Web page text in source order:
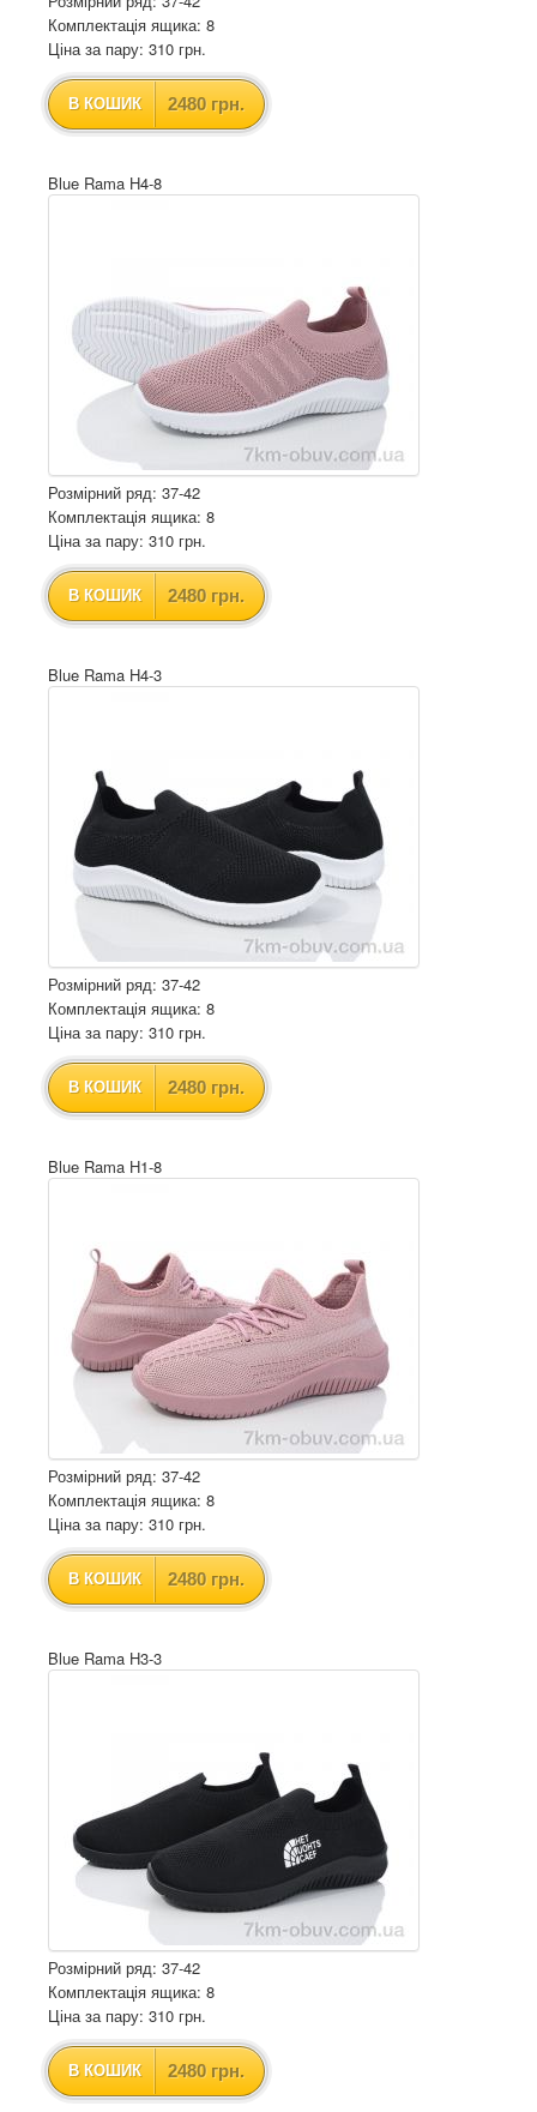
Комплектація ящика: 8
Ціна за пару: 310 грн.
В КОШИК 2480 грн.
Blue Rama H4-8
Розмірний ряд: 37-42
Комплектація ящика: 8
Ціна за пару: 310 грн.
В КОШИК 2480 грн.
Blue Rama H4-3
Розмірний ряд: 37-42
Комплектація ящика: 8
Ціна за пару: 310 грн.
В КОШИК 2480 грн.
Blue Rama H1-8
Розмірний ряд: 37-42
Комплектація ящика: 8
Ціна за пару: 310 грн.
В КОШИК 2480 грн.
Blue Rama H3-3
Розмірний ряд: 37-42
Комплектація ящика: 8
Ціна за пару: 310 грн.
В КОШИК 2480 грн.